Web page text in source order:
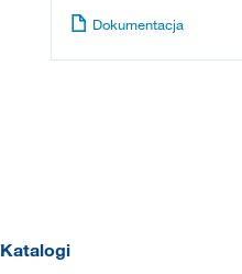
Dokumentacja
Katalogi